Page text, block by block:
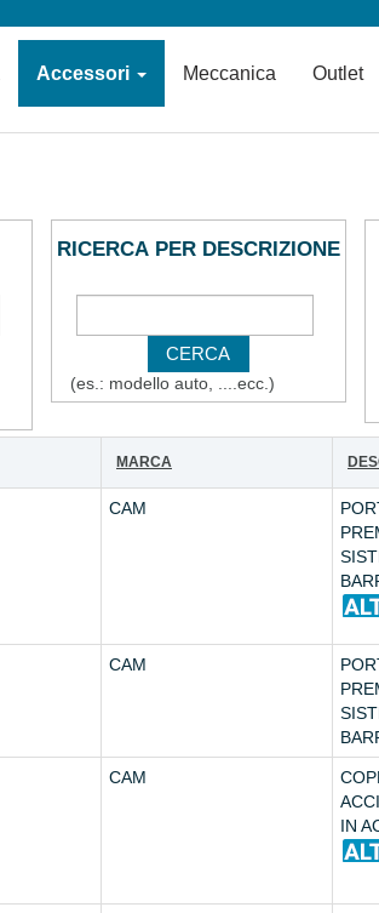
Accessori Meccanica Outlet
RICERCA PER DESCRIZIONE
(es.: modello auto, ....ecc.)
MARCA
CAM
CAM
CAM
IN